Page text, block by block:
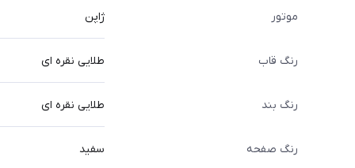
موتور ژاپن
رنگ قاب طلایی نقره ای
رنگ بند طلایی نقره ای
رنگ صفحه سفید